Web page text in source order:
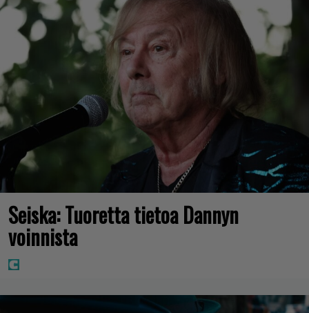
Seiska: Tuoretta tietoa Dannyn
voinnista